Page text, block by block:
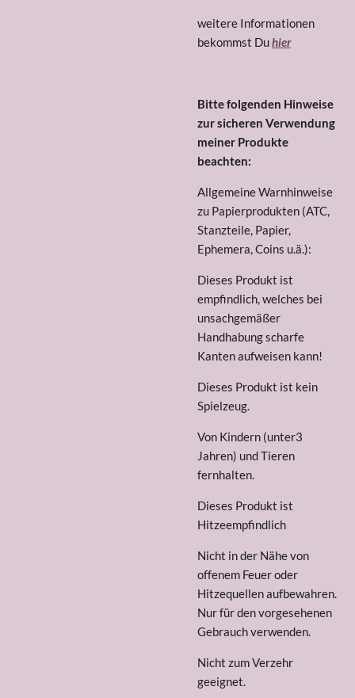
weitere Informationen
bekommst Duhier
Bitte folgenden Hinweise
zur sicheren Verwendung
meiner Produkte
beachten:
Allgemeine Warnhinweise
zu Papierprodukten (ATC,
Stanzteile, Papier,
Ephemera, Coins u.ä.):
Dieses Produkt ist
empfindlich, welches bei
unsachgemäßer
Handhabung scharfe
Kanten aufweisen kann!
Dieses Produkt ist kein
Spielzeug.
Von Kindern (unter3
Jahren) und Tieren
fernhalten.
Dieses Produkt ist
Hitzeempfindlich
Nicht in der Nähe von
offenem Feuer oder
Hitzequellen aufbewahren.
Nur für den vorgesehenen
Gebrauch verwenden.
Nicht zum Verzehr
geeignet.